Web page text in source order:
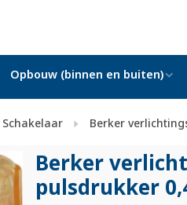
Opbouw (binnen en buiten)
Schakelaar Berker
Berker
pulsdrukker